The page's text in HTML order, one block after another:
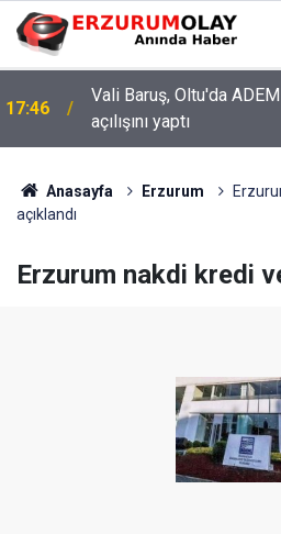
17:46
Vali Baruş, Oltu'da
açılışını yaptı
Anasayfa Erzurum
açıklandı
Erzurum nakdi kredi